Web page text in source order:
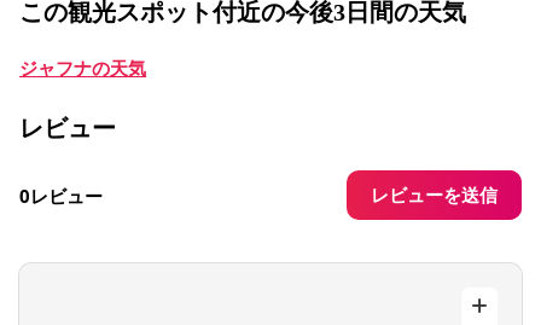
この観光スポット付近の今後3日間の天気
ジャフナの天気
レビュー
0レビュー レビューを送信